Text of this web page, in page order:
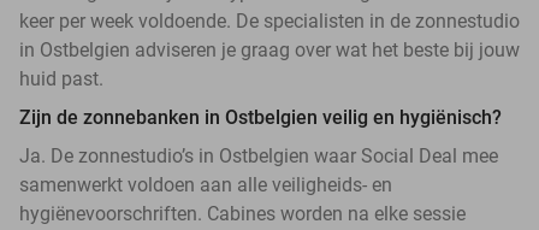
keer per week voldoende. De specialisten in de zonnestudio
in Ostbelgien adviseren je graag over wat het beste bij jouw
huid past.
Zijn de zonnebanken in Ostbelgien veilig en hygiënisch?
Ja. De zonnestudio’s in Ostbelgien waar Social Deal mee
samenwerkt voldoen aan alle veiligheids- en
hygiënevoorschriften. Cabines worden na elke sessie